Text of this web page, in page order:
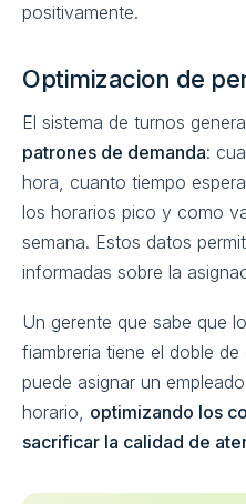
positivamente.
Optimizacion de
El sistema de turnos genera
patrones de demanda:
hora, cuanto tiempo
los horarios pico y como
semana. Estos datos
informadas sobre la
Un gerente que sabe que
fiambreria tiene el doble
puede asignar un
horario, optimizando los
sacrificar la calidad de